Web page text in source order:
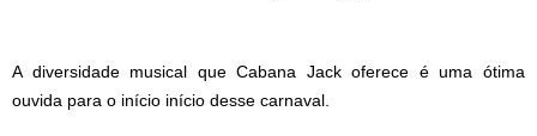
A diversidade musical que Cabana Jack oferece é uma ótima
ouvida para o início início desse carnaval.